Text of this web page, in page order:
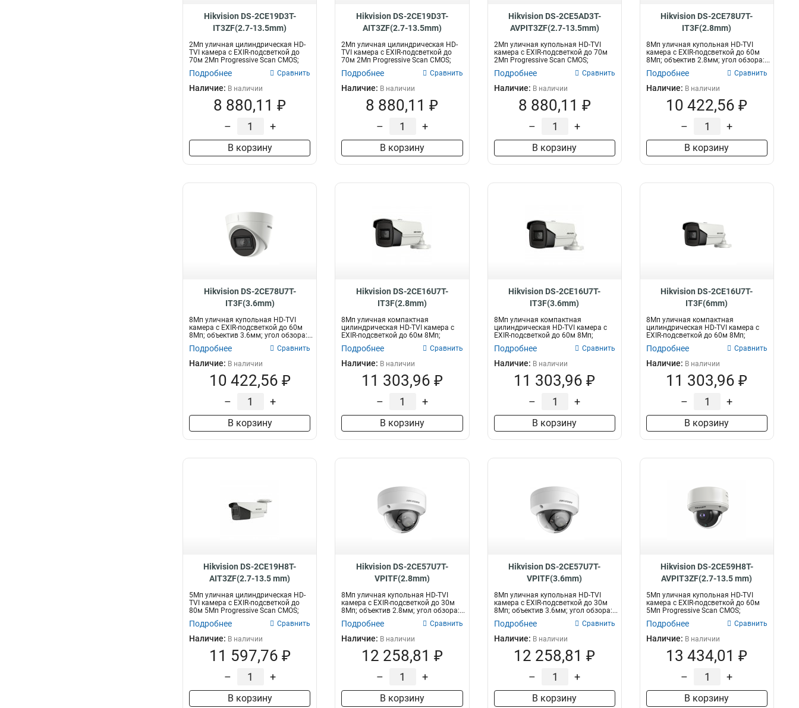
Hikvision DS-2CE19D3T-
IT3ZF(2.7-13.5mm)
2Мп уличная цилиндрическая HD-
TVI камера с EXIR-подсветкой до
70м 2Мп Progressive Scan CMOS;
Подробнее Сравнить
Наличие: В наличии
8 880,11 ₽
– +
В корзину
Hikvision DS-2CE19D3T-
AIT3ZF(2.7-13.5mm)
2Мп уличная цилиндрическая HD-
TVI камера с EXIR-подсветкой до
70м 2Мп Progressive Scan CMOS;
Подробнее Сравнить
Наличие: В наличии
8 880,11 ₽
– +
В корзину
Hikvision DS-2CE5AD3T-
AVPIT3ZF(2.7-13.5mm)
2Мп уличная купольная HD-TVI
камера с EXIR-подсветкой до 70м
2Мп Progressive Scan CMOS;
моториз...
Подробнее Сравнить
Наличие: В наличии
8 880,11 ₽
– +
В корзину
Hikvision DS-2CE78U7T-
IT3F(2.8mm)
8Мп уличная купольная HD-TVI
камера с EXIR-подсветкой до 60м
8Мп; объектив 2.8мм; угол обзора:...
Подробнее Сравнить
Наличие: В наличии
10 422,56 ₽
– +
В корзину
Hikvision DS-2CE78U7T-
IT3F(3.6mm)
8Мп уличная купольная HD-TVI
камера с EXIR-подсветкой до 60м
8Мп; объектив 3.6мм; угол обзора:...
Подробнее Сравнить
Наличие: В наличии
10 422,56 ₽
– +
В корзину
Hikvision DS-2CE16U7T-
IT3F(2.8mm)
8Мп уличная компактная
цилиндрическая HD-TVI камера с
EXIR-подсветкой до 60м 8Мп;
объектив 2.8м...
Подробнее Сравнить
Наличие: В наличии
11 303,96 ₽
– +
В корзину
Hikvision DS-2CE16U7T-
IT3F(3.6mm)
8Мп уличная компактная
цилиндрическая HD-TVI камера с
EXIR-подсветкой до 60м 8Мп;
объектив 3.6м...
Подробнее Сравнить
Наличие: В наличии
11 303,96 ₽
– +
В корзину
Hikvision DS-2CE16U7T-
IT3F(6mm)
8Мп уличная компактная
цилиндрическая HD-TVI камера с
EXIR-подсветкой до 60м 8Мп;
объектив 6мм;...
Подробнее Сравнить
Наличие: В наличии
11 303,96 ₽
– +
В корзину
Hikvision DS-2CE19H8T-
AIT3ZF(2.7-13.5 mm)
5Мп уличная цилиндрическая HD-
TVI камера с EXIR-подсветкой до
80м 5Мп Progressive Scan CMOS;
Подробнее Сравнить
Наличие: В наличии
11 597,76 ₽
– +
В корзину
Hikvision DS-2CE57U7T-
VPITF(2.8mm)
8Мп уличная купольная HD-TVI
камера с EXIR-подсветкой до 30м
8Мп; объектив 2.8мм; угол обзора:...
Подробнее Сравнить
Наличие: В наличии
12 258,81 ₽
– +
В корзину
Hikvision DS-2CE57U7T-
VPITF(3.6mm)
8Мп уличная купольная HD-TVI
камера с EXIR-подсветкой до 30м
8Мп; объектив 3.6мм; угол обзора:...
Подробнее Сравнить
Наличие: В наличии
12 258,81 ₽
– +
В корзину
Hikvision DS-2CE59H8T-
AVPIT3ZF(2.7-13.5 mm)
5Мп уличная купольная HD-TVI
камера с EXIR-подсветкой до 60м
5Мп Progressive Scan CMOS;
моториз...
Подробнее Сравнить
Наличие: В наличии
13 434,01 ₽
– +
В корзину